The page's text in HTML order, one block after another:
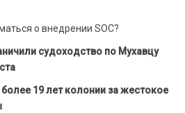
о внедрении SOC?
судоходство по Мухавцу
19 лет колонии за жестокое